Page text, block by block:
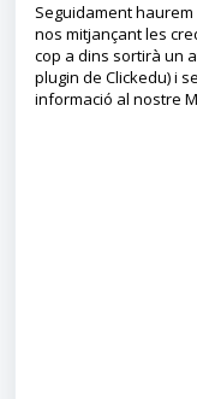
Seguidament
nos mitjançant les
cop a dins sortirà un
plugin de Clickedu) i
informació al nostre